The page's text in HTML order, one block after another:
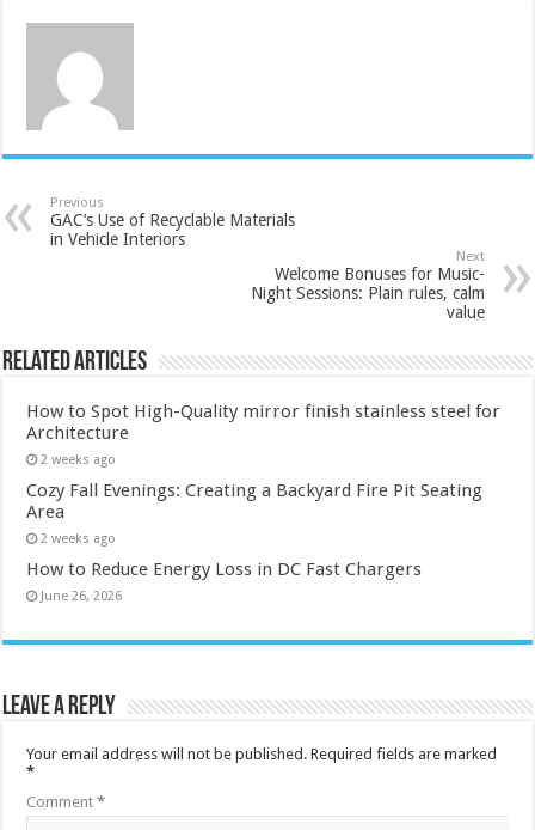
Previous
GAC’s Use of Recyclable Materials
in Vehicle Interiors
Next
Welcome Bonuses for Music-
Night Sessions: Plain rules, calm
value
Related Articles
How to Spot High-Quality mirror finish stainless steel for
Architecture
2 weeks ago
Cozy Fall Evenings: Creating a Backyard Fire Pit Seating
Area
2 weeks ago
How to Reduce Energy Loss in DC Fast Chargers
June 26, 2026
Leave a Reply
Your email address will not be published. Required fields are marked
*
Comment*